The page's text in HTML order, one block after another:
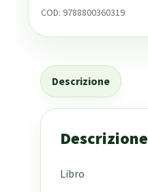
COD: 9788800360319
Descrizione
Descrizione
Libro